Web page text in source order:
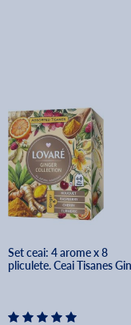
Set ceai: 4 arome x 8
pliculete. Ceai Tisanes